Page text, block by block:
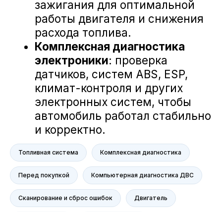
Топливная система Комплексная диагностика
Перед покупкой Компьютерная диагностика ДВС
Сканирование и сброс ошибок Двигатель
Mercedes-Benz
BMW
Porsche
Volkswagen
NORDCROSS (Lynk&Co)
Сервис
Сервис Nissan
«А-ДРАЙВ» ОФИЦИАЛЬНЫЙ ДИЛЕР
Voyah
M-Hero
AITO SERES
Nissan
Haval
Evolute